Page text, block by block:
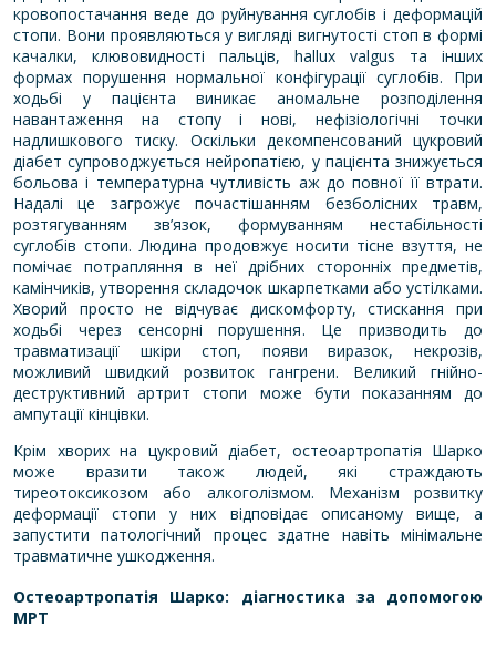
кровопостачання веде до руйнування суглобів і деформацій
стопи. Вони проявляються у вигляді вигнутості стоп в формі
качалки, клювовидності пальців, hallux valgus та інших
формах порушення нормальної конфігурації суглобів. При
ходьбі у пацієнта виникає аномальне розподілення
навантаження на стопу і нові, нефізіологічні точки
надлишкового тиску. Оскільки декомпенсований цукровий
діабет супроводжується нейропатією, у пацієнта знижується
больова і температурна чутливість аж до повної її втрати.
Надалі це загрожує почастішанням безболісних травм,
розтягуванням зв’язок, формуванням нестабільності
суглобів стопи. Людина продовжує носити тісне взуття, не
помічає потрапляння в неї дрібних сторонніх предметів,
камінчиків, утворення складочок шкарпетками або устілками.
Хворий просто не відчуває дискомфорту, стискання при
ходьбі через сенсорні порушення. Це призводить до
травматизації шкіри стоп, появи виразок, некрозів,
можливий швидкий розвиток гангрени. Великий гнійно-
деструктивний артрит стопи може бути показанням до
ампутації кінцівки.
Крім хворих на цукровий діабет, остеоартропатія Шарко
може вразити також людей, які страждають
тиреотоксикозом або алкоголізмом. Механізм розвитку
деформації стопи у них відповідає описаному вище, а
запустити патологічний процес здатне навіть мінімальне
травматичне ушкодження.
Остеоартропатія Шарко: діагностика за допомогою
МРТ